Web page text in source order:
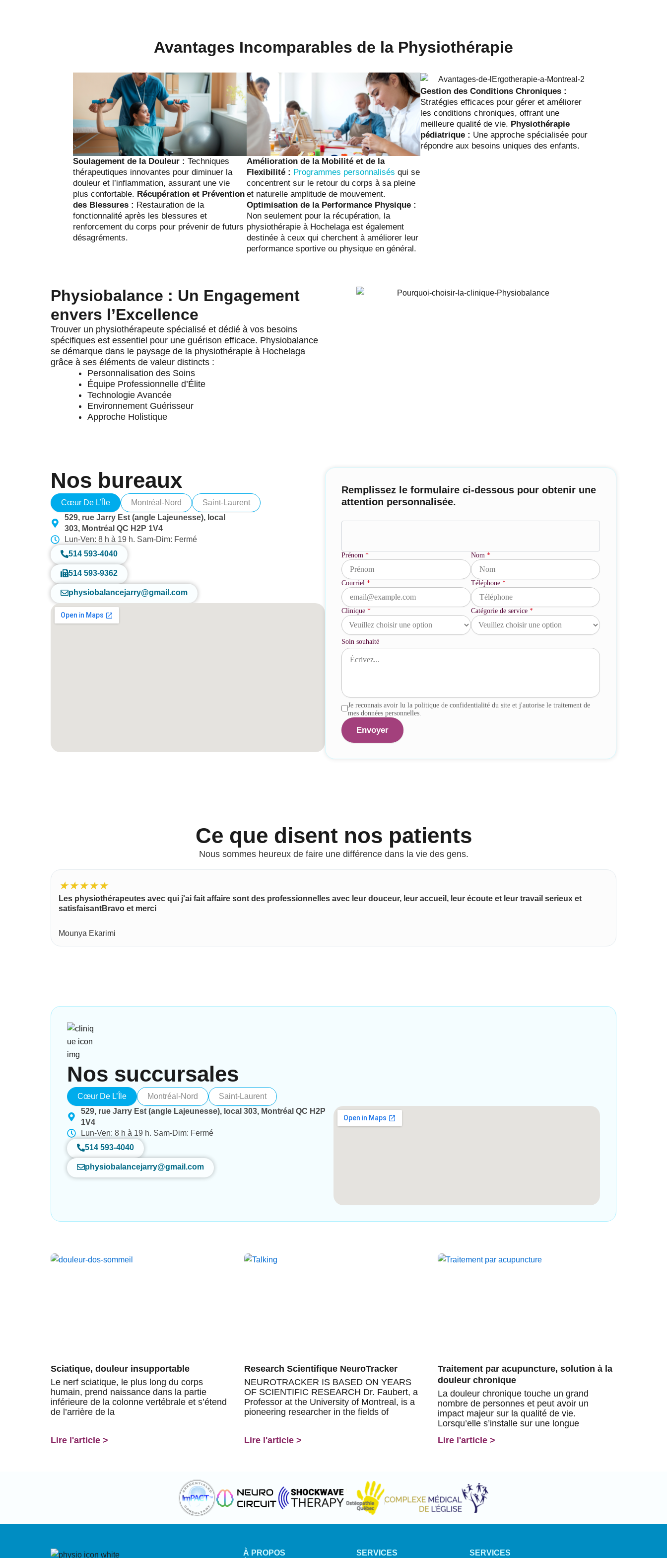
Avantages Incomparables de la Physiothérapie
Soulagement de la Douleur : Techniques
thérapeutiques innovantes pour diminuer la
douleur et l’inflammation, assurant une vie
plus confortable. Récupération et Prévention
des Blessures : Restauration de la
fonctionnalité après les blessures et
renforcement du corps pour prévenir de futurs
désagréments.
Amélioration de la Mobilité et de la
Flexibilité : Programmes personnalisés qui se
concentrent sur le retour du corps à sa pleine
et naturelle amplitude de mouvement.
Optimisation de la Performance Physique :
Non seulement pour la récupération, la
physiothérapie à Hochelaga est également
destinée à ceux qui cherchent à améliorer leur
performance sportive ou physique en général.
Gestion des Conditions Chroniques :
Stratégies efficaces pour gérer et améliorer
les conditions chroniques, offrant une
meilleure qualité de vie. Physiothérapie
pédiatrique : Une approche spécialisée pour
répondre aux besoins uniques des enfants.
Physiobalance : Un Engagement
envers l’Excellence
Trouver un physiothérapeute spécialisé et dédié à vos besoins
spécifiques est essentiel pour une guérison efficace. Physiobalance
se démarque dans le paysage de la physiothérapie à Hochelaga
grâce à ses éléments de valeur distincts :
Personnalisation des Soins
Équipe Professionnelle d’Élite
Technologie Avancée
Environnement Guérisseur
Approche Holistique
Nos bureaux
Cœur De L’Île Montréal-Nord
Saint-Laurent
529, rue Jarry Est (angle Lajeunesse), local
303, Montréal QC H2P 1V4
Lun-Ven: 8 h à 19 h. Sam-Dim: Fermé
514 593-4040
514 593-9362
physiobalancejarry@gmail.com
Remplissez le formulaire ci-dessous pour obtenir une
attention personnalisée.
Prénom* Nom *
Courriel* Téléphone *
Clinique* Catégorie de service *
Soin souhaité
Je reconnais avoir lu la politique de confidentialité du site et j'autorise le traitement de
mes données personnelles.
Ce que disent nos patients
Nous sommes heureux de faire une différence dans la vie des gens.
★★★★★
Les physiothérapeutes avec qui j'ai fait affaire sont des professionnelles avec leur douceur, leur accueil, leur écoute et leur travail serieux et
satisfaisantBravo et merci
L
Mounya Ekarimi
Nos succursales
Cœur De L’Île Montréal-Nord
Saint-Laurent
529, rue Jarry Est (angle Lajeunesse), local 303, Montréal QC H2P
1V4
Lun-Ven: 8 h à 19 h. Sam-Dim: Fermé
514 593-4040
physiobalancejarry@gmail.com
Sciatique, douleur insupportable
Le nerf sciatique, le plus long du corps
humain, prend naissance dans la partie
inférieure de la colonne vertébrale et s’étend
de l’arrière de la
Lire l'article >
Research Scientifique NeuroTracker
NEUROTRACKER IS BASED ON YEARS
OF SCIENTIFIC RESEARCH Dr. Faubert, a
Professor at the University of Montreal, is a
pioneering researcher in the fields of
Lire l'article >
Traitement par acupuncture, solution à la
douleur chronique
La douleur chronique touche un grand
nombre de personnes et peut avoir un
impact majeur sur la qualité de vie.
Lorsqu’elle s’installe sur une longue
Lire l'article >
À PROPOS SERVICES SERVICES